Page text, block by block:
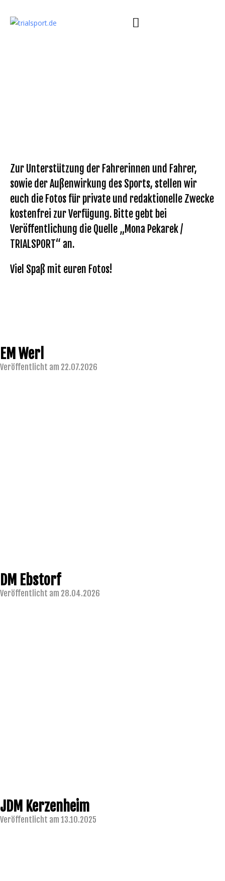
Zur Unterstützung der Fahrerinnen und Fahrer,
sowie der Außenwirkung des Sports, stellen wir
euch die Fotos für private und redaktionelle Zwecke
kostenfrei zur Verfügung. Bitte gebt bei
Veröffentlichung die Quelle „Mona Pekarek /
TRIALSPORT“ an.
Viel Spaß mit euren Fotos!
EM Werl
Veröffentlicht am 22.07.2026
DM Ebstorf
Veröffentlicht am 28.04.2026
JDM Kerzenheim
Veröffentlicht am 13.10.2025